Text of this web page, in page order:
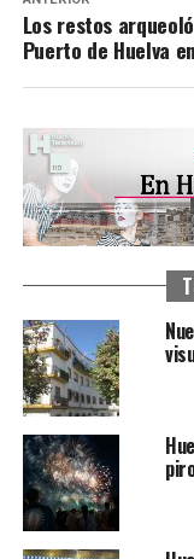
Los restos
Puerto de Huelva